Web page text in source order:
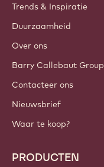
Trends & Inspiratie
Duurzaamheid
Over ons
Barry Callebaut Group
Contacteer ons
Nieuwsbrief
Waar te koop?
PRODUCTEN